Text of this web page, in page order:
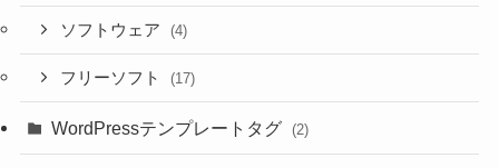
ソフトウェア (4)
フリーソフト (17)
WordPressテンプレートタグ (2)